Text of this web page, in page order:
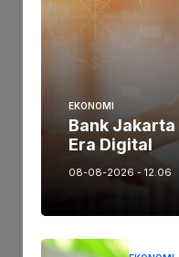
Manuver
Bersama
EKONOMI
Bank Jakarta
Era Digital
08-08-2026 - 12.06